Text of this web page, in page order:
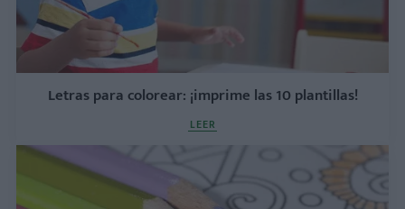
Letras para colorear: ¡imprime las 10 plantillas!
LEER